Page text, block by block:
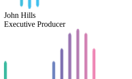
John Hills
Executive Producer